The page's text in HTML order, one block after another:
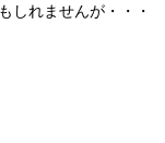
しれませんが・・・